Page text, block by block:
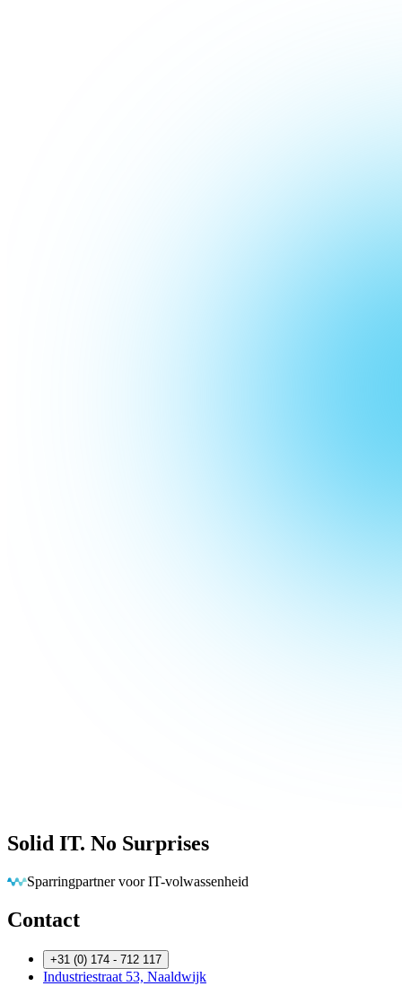
Solid IT. No Surprises
Barrières wegnemen zodat jij vooruit kan
Contact
+31 (0) 174 - 712 117
Industriestraat 53, Naaldwijk